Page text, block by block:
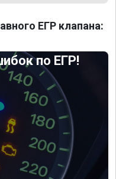
ЕГР клапана:
по ЕГР!